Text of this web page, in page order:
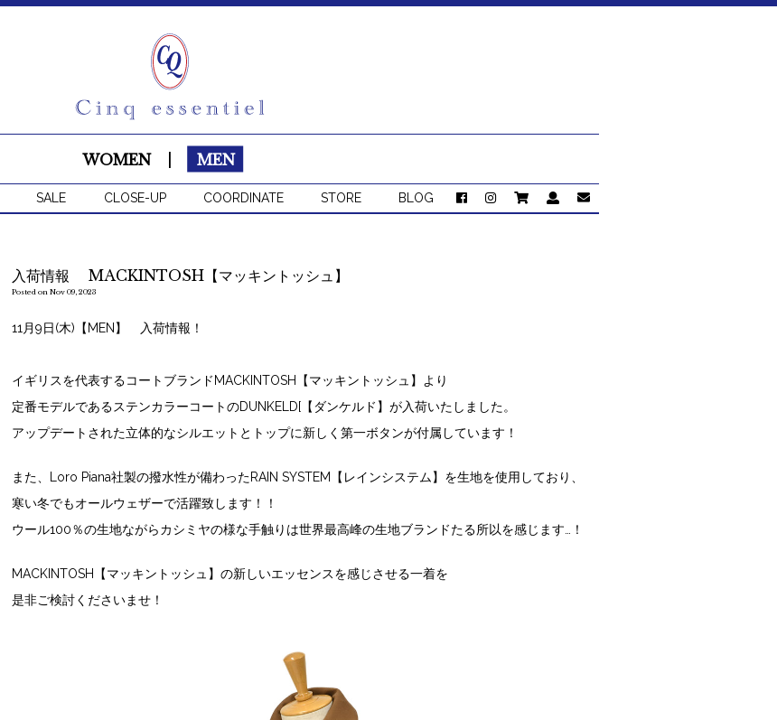
WOMEN MEN
SALE CLOSE-UP COORDINATE STORE BLOG
入荷情報 MACKINTOSH【マッキントッシュ】
Posted on Nov 09, 2023
11月9日(木)【MEN】 入荷情報！
イギリスを代表するコートブランドMACKINTOSH【マッキントッシュ】より
定番モデルであるステンカラーコートのDUNKELD[【ダンケルド】が入荷いたしました。
アップデートされた立体的なシルエットとトップに新しく第一ボタンが付属しています！
また、Loro Piana社製の撥水性が備わったRAIN SYSTEM【レインシステム】を生地を使用しており、
寒い冬でもオールウェザーで活躍致します！！
ウール100％の生地ながらカシミヤの様な手触りは世界最高峰の生地ブランドたる所以を感じます…！
MACKINTOSH【マッキントッシュ】の新しいエッセンスを感じさせる一着を
是非ご検討くださいませ！